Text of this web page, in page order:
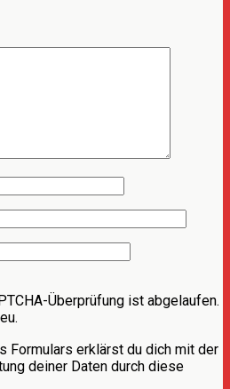
Überprüfung ist abgelaufen.
Formulars erklärst du dich mit der
deiner Daten durch diese